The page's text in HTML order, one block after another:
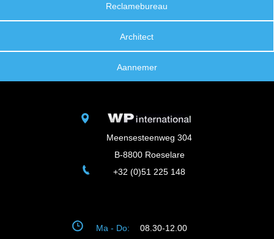
Reclamebureau
Architect
Aannemer
Meensesteenweg 304
B-8800 Roeselare
+32 (0)51 225 148
Ma - Do:
08.30-12.00